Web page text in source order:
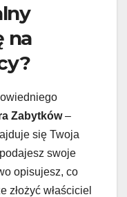
na
Zabytków–
się Twoja
swoje
opisujesz, co
złożyć właściciel